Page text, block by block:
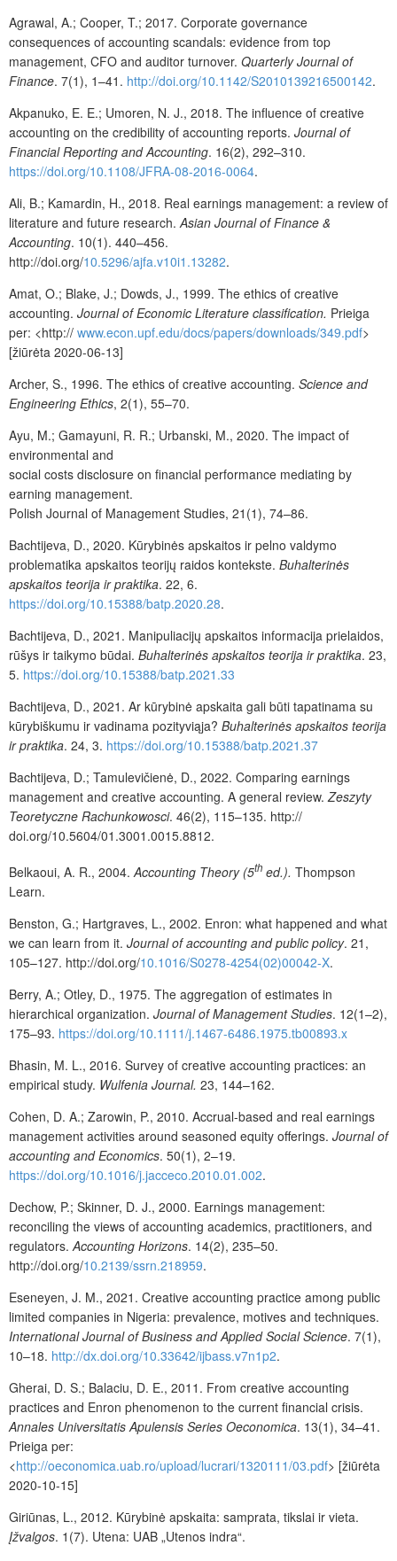
Agrawal, A.; Cooper, T.; 2017. Corporate governance
consequences of accounting scandals: evidence from top
management, CFO and auditor turnover. Quarterly Journal of
Finance. 7(1), 1–41. http://doi.org/10.1142/S2010139216500142.
Akpanuko, E. E.; Umoren, N. J., 2018. The influence of creative
accounting on the credibility of accounting reports. Journal of
Financial Reporting and Accounting. 16(2), 292–310.
https://doi.org/10.1108/JFRA-08-2016-0064.
Ali, B.; Kamardin, H., 2018. Real earnings management: a review of
literature and future research. Asian Journal of Finance &
Accounting. 10(1). 440–456.
http://doi.org/10.5296/ajfa.v10i1.13282.
Amat, O.; Blake, J.; Dowds, J., 1999. The ethics of creative
accounting. Journal of Economic Literature classification. Prieiga
per: <http:// www.econ.upf.edu/docs/papers/downloads/349.pdf>
[žiūrėta 2020-06-13]
Archer, S., 1996. The ethics of creative accounting. Science and
Engineering Ethics, 2(1), 55–70.
Ayu, M.; Gamayuni, R. R.; Urbanski, M., 2020. The impact of
environmental and
social costs disclosure on financial performance mediating by
earning management.
Polish Journal of Management Studies, 21(1), 74–86.
Bachtijeva, D., 2020. Kūrybinės apskaitos ir pelno valdymo
problematika apskaitos teorijų raidos kontekste. Buhalterinės
apskaitos teorija ir praktika. 22, 6.
https://doi.org/10.15388/batp.2020.28.
Bachtijeva, D., 2021. Manipuliacijų apskaitos informacija prielaidos,
rūšys ir taikymo būdai. Buhalterinės apskaitos teorija ir praktika. 23,
5. https://doi.org/10.15388/batp.2021.33
Bachtijeva, D., 2021. Ar kūrybinė apskaita gali būti tapatinama su
kūrybiškumu ir vadinama pozityviąja? Buhalterinės apskaitos teorija
ir praktika. 24, 3. https://doi.org/10.15388/batp.2021.37
Bachtijeva, D.; Tamulevičienė, D., 2022. Comparing earnings
management and creative accounting. A general review. Zeszyty
Teoretyczne Rachunkowosci. 46(2), 115–135. http://
doi.org/10.5604/01.3001.0015.8812.
Belkaoui, A. R., 2004. Accounting Theory (5th ed.). Thompson
Learn.
Benston, G.; Hartgraves, L., 2002. Enron: what happened and what
we can learn from it. Journal of accounting and public policy. 21,
105–127. http://doi.org/10.1016/S0278-4254(02)00042-X.
Berry, A.; Otley, D., 1975. The aggregation of estimates in
hierarchical organization. Journal of Management Studies. 12(1–2),
175–93. https://doi.org/10.1111/j.1467-6486.1975.tb00893.x
Bhasin, M. L., 2016. Survey of creative accounting practices: an
empirical study. Wulfenia Journal. 23, 144–162.
Cohen, D. A.; Zarowin, P., 2010. Accrual-based and real earnings
management activities around seasoned equity offerings. Journal of
accounting and Economics. 50(1), 2–19.
https://doi.org/10.1016/j.jacceco.2010.01.002.
Dechow, P.; Skinner, D. J., 2000. Earnings management:
reconciling the views of accounting academics, practitioners, and
regulators. Accounting Horizons. 14(2), 235–50.
http://doi.org/10.2139/ssrn.218959.
Eseneyen, J. M., 2021. Creative accounting practice among public
limited companies in Nigeria: prevalence, motives and techniques.
International Journal of Business and Applied Social Science. 7(1),
10–18. http://dx.doi.org/10.33642/ijbass.v7n1p2.
Gherai, D. S.; Balaciu, D. E., 2011. From creative accounting
practices and Enron phenomenon to the current financial crisis.
Annales Universitatis Apulensis Series Oeconomica. 13(1), 34–41.
Prieiga per:
<http://oeconomica.uab.ro/upload/lucrari/1320111/03.pdf> [žiūrėta
2020-10-15]
Giriūnas, L., 2012. Kūrybinė apskaita: samprata, tikslai ir vieta.
Įžvalgos. 1(7). Utena: UAB „Utenos indra“.